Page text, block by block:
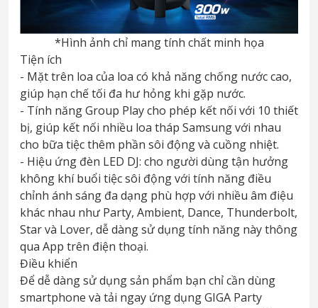
*Hình ảnh chỉ mang tính chất minh họa
Tiện ích
- Mặt trên loa của loa có khả năng chống nước cao,
giúp hạn chế tối đa hư hỏng khi gặp nước.
- Tính năng Group Play cho phép kết nối với 10 thiết
bị, giúp kết nối nhiều loa tháp Samsung với nhau
cho bữa tiệc thêm phần sôi động và cuồng nhiệt.
- Hiệu ứng đèn LED DJ: cho người dùng tận hưởng
không khí buổi tiệc sôi động với tính năng điều
chỉnh ánh sáng đa dạng phù hợp với nhiều âm điệu
khác nhau như Party, Ambient, Dance, Thunderbolt,
Star và Lover, dễ dàng sử dụng tính năng này thông
qua App trên điện thoại.
Điều khiển
Để dễ dàng sử dụng sản phẩm bạn chỉ cần dùng
smartphone và tải ngay ứng dụng GIGA Party